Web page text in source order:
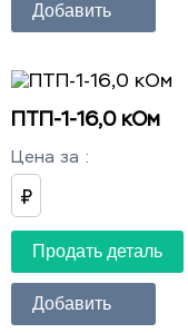
Добавить
ПТП-1-16,0 кОм
Цена за :
₽
Продать деталь
Добавить